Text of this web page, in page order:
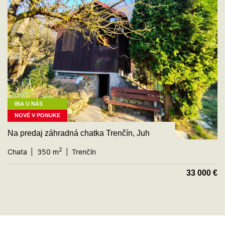
IBA U NÁS
NOVÉ V PONUKE
Na predaj záhradná chatka Trenčín, Juh
Chata 350 m2 Trenčín
33 000 €